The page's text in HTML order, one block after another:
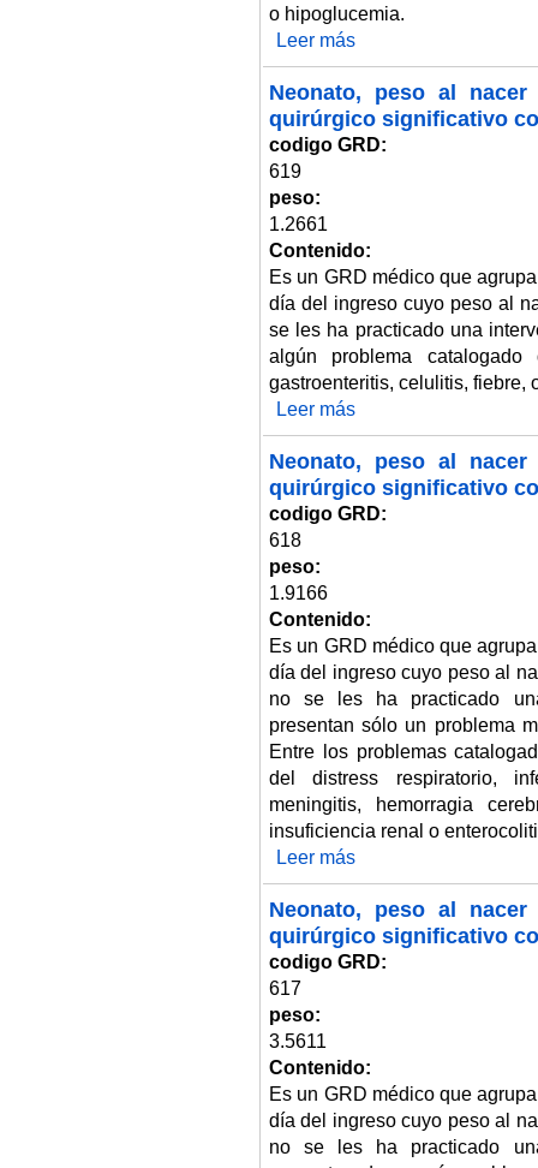
o hipoglucemia.
Leer más
Neonato, peso al
quirúrgico significativo
codigo GRD:
619
peso:
1.2661
Contenido:
Es un GRD médico que
día del ingreso cuyo peso al
se les ha practicado una
algún problema catalogado
gastroenteritis, celulitis, fiebre,
Leer más
Neonato, peso al
quirúrgico significativo
codigo GRD:
618
peso:
1.9166
Contenido:
Es un GRD médico que
día del ingreso cuyo peso al
no se les ha practicado
presentan sólo un problema
Entre los problemas
del distress respiratorio,
meningitis, hemorragia
insuficiencia renal o
Leer más
Neonato, peso al
quirúrgico significativo
codigo GRD:
617
peso:
3.5611
Contenido:
Es un GRD médico que
día del ingreso cuyo peso al
no se les ha practicado